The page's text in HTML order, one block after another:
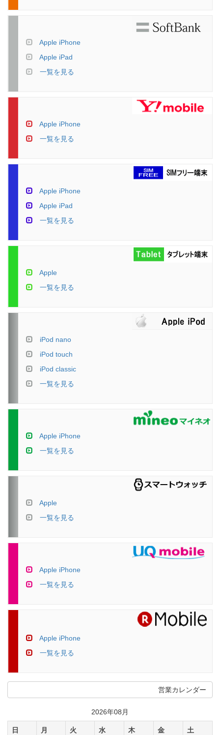
Apple iPhone
Apple iPad
一覧を見る
Apple iPhone
一覧を見る
Apple iPhone
Apple iPad
一覧を見る
Apple
一覧を見る
iPod nano
iPod touch
iPod classic
一覧を見る
Apple iPhone
一覧を見る
Apple
一覧を見る
Apple iPhone
一覧を見る
Apple iPhone
一覧を見る
営業カレンダー
2026年08月
日 月 火 水 木 金 土